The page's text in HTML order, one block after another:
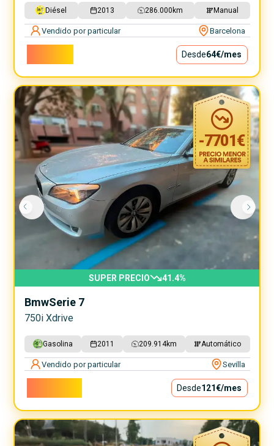
Diésel 2013 286.000 km Manual
Vendido por particular Barcelona
Desde64€/mes
-7701€
SUPER PRECIO 41.4%
BmwSerie 7
750i Xdrive
Gasolina 2011 209.914km Automático
Vendido por particular Sevilla
Desde121€/mes